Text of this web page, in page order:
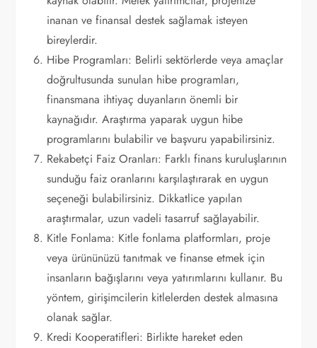
inanan ve finansal destek sağlamak isteyen
bireylerdir.
Hibe Programları: Belirli sektörlerde veya amaçlar
doğrultusunda sunulan hibe programları,
finansmana ihtiyaç duyanların önemli bir
kaynağıdır. Araştırma yaparak uygun hibe
programlarını bulabilir ve başvuru yapabilirsiniz.
Rekabetçi Faiz Oranları: Farklı finans kuruluşlarının
sunduğu faiz oranlarını karşılaştırarak en uygun
seçeneği bulabilirsiniz. Dikkatlice yapılan
araştırmalar, uzun vadeli tasarruf sağlayabilir.
Kitle Fonlama: Kitle fonlama platformları, proje
veya ürününüzü tanıtmak ve finanse etmek için
insanların bağışlarını veya yatırımlarını kullanır. Bu
yöntem, girişimcilerin kitlelerden destek almasına
olanak sağlar.
Kredi Kooperatifleri: Birlikte hareket eden